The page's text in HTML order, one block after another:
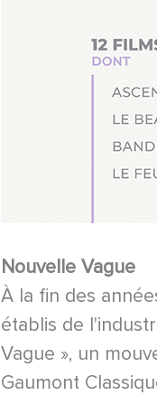
Nouvelle Vague
À la fin des
établis de
Vague », un
Gaumont